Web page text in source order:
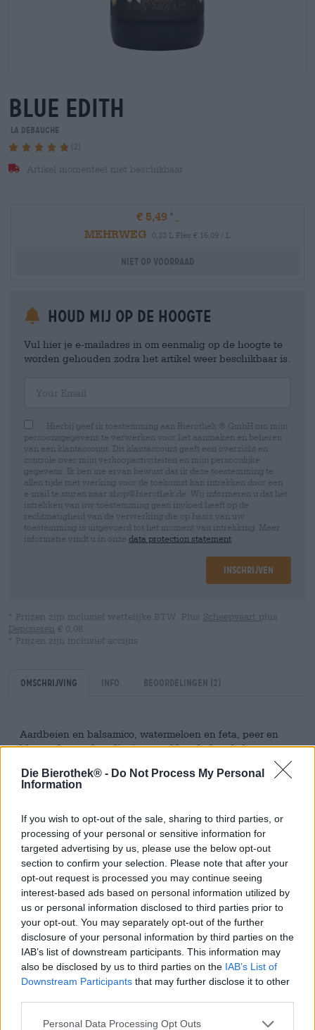
Die Bierothek® - Do Not Process My Personal
Information
If you wish to opt-out of the sale, sharing to third parties, or
processing of your personal or sensitive information for
targeted advertising by us, please use the below opt-out
section to confirm your selection. Please note that after your
opt-out request is processed you may continue seeing
interest-based ads based on personal information utilized by
us or personal information disclosed to third parties prior to
your opt-out. You may separately opt-out of the further
disclosure of your personal information by third parties on the
IAB’s list of downstream participants. This information may
also be disclosed by us to third parties on the IAB’s List of
Downstream Participants that may further disclose it to other
Personal Data Processing Opt Outs
blue edith
La Debauche
(2)
Artikel momenteel niet beschikbaar
€ 5,49
MEHRWEG
0,33 L Fles € 16,09 / L
Niet op voorraad
Houd mij op de hoogte
Vul hier je e-mailadres in om eenmalig op de hoogte te
worden gehouden zodra het artikel weer beschikbaar is.
Hierbij geef ik toestemming aan Bierothek ® GmbH om mijn
persoonsgegevens te verwerken voor het aanmaken en beheren
van een klantaccount. Dit klantaccount geeft een overzicht en
controle over mijn verkoopactiviteiten en mijn persoonlijke
gegevens. Ik ben me ervan bewust dat ik deze toestemming te
allen tijde met werking voor de toekomst kan intrekken door een
e-mail te sturen naar shop@bierothek.de. Wij informeren u dat het
intrekken van uw toestemming geen invloed heeft op de
rechtmatigheid van de verwerking die op basis van uw
toestemming is uitgevoerd tot het moment van intrekking. Meer
informatie vindt u in onze data protection statement
Inschrijven
* Prijzen zijn inclusief wettelijke BTW. Plus Scheepvaart plus
Deponeren € 0,08
* Prijzen zijn inclusief accijns
Omschrijving Info Beoordelingen (2)
Aardbeien en balsamico, watermeloen en feta, peer en
blauwe kaas - de culinaire wereld onthult enkele
combinaties die je niet had verwacht. La Debauche komt
met een combinatie die wij ook niet voor mogelijk hielden
– of in ieder geval niet lekker. framboos en zout. Een
De Franse brouwerij La Debauche is altijd goed voor een
verrassing. Creatieve, bijzondere bieren zijn hun
specialiteit. Met haar kleurrijke, gevarieerde assortiment
is Blue Edith een echte verrijking en tevens een vuurwerk
van smaak. Deze keer hebben de Fransen een spannende
combinatie bedacht en fruit met zout gecombineerd. Als
je dacht dat karamel en zout beste vrienden waren, dan
moet je een fles Blue Edith hebben!
De blauwe Edith is niet donkerblauw, maar pikzwart. Een
middelgrote schuimkroon met fijne poriën kroont het
hoofd en is heerlijk romig. Heerlijke geuren van zacht
merkbaar. Het zout wordt gewonnen uit de oceaan rond